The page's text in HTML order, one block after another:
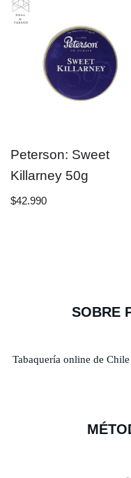
Peterson: Sweet
Killarney 50g
$42.990
SOBRE
Tabaquería online de